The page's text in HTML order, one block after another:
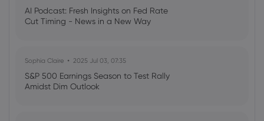
AI Podcast: Fresh Insights on Fed Rate
Cut Timing - News in a New Way
Sophia Claire 2025 Jul 03, 07:35
S&P 500 Earnings Season to Test Rally
Amidst Dim Outlook